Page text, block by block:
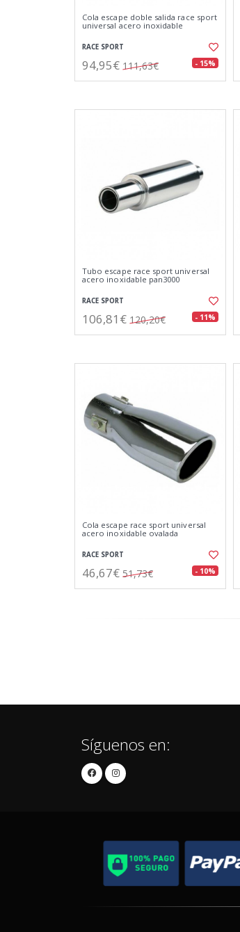
Cola escape doble salida race sport
universal acero inoxidable
RACE SPORT
94,95€ 111,63€ - 15%
Tubo escape race sport universal
acero inoxidable pan3000
RACE SPORT
106,81€ 120,20€ - 11%
Cola escape race sport universal
acero inoxidable ovalada
RACE SPORT
46,67€ 51,73€ - 10%
Síguenos en: